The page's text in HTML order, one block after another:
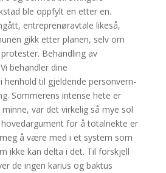
ble oppfylt en etter en.
entreprenøravtale likeså,
gikk etter planen, selv om
Behandling av
behandler dine
henhold til gjeldende personvern-
Sommerens intense hete er
var det virkelig så mye sol
for å totalnekte er
å være med i et system som
ikke kan delta i det. Til forskjell
de ingen karius og baktus